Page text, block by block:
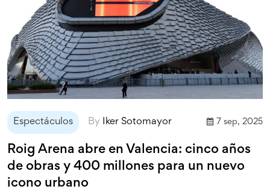
Espectáculos By Iker Sotomayor 7 sep, 2025
Roig Arena abre en Valencia: cinco años
de obras y 400 millones para un nuevo
icono urbano